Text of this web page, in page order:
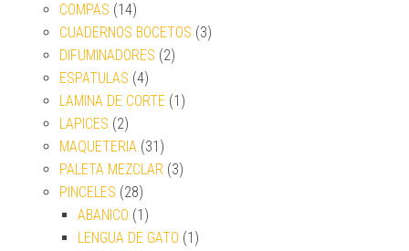
COMPAS (14)
CUADERNOS BOCETOS (3)
DIFUMINADORES (2)
ESPATULAS (4)
LAMINA DE CORTE (1)
LAPICES (2)
MAQUETERIA (31)
PALETA MEZCLAR (3)
PINCELES (28)
ABANICO (1)
LENGUA DE GATO (1)